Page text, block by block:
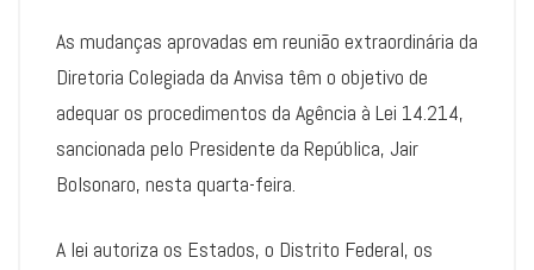
As mudanças aprovadas em reunião extraordinária da
Diretoria Colegiada da Anvisa têm o objetivo de
adequar os procedimentos da Agência à Lei 14.214,
sancionada pelo Presidente da República, Jair
Bolsonaro, nesta quarta-feira.
A lei autoriza os Estados, o Distrito Federal, os